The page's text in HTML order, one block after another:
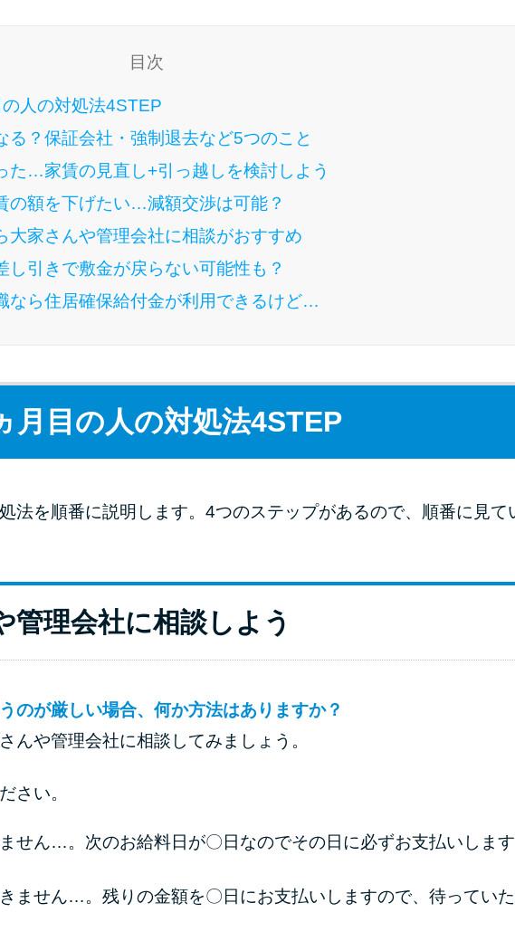
準と工面法
ン別の問い合わせ方
目次
人の対処法4STEP
る？保証会社・強制退去など5つのこと
た…家賃の見直し+引っ越しを検討しよう
の額を下げたい…減額交渉は可能？
大家さんや管理会社に相談がおすすめ
し引きで敷金が戻らない可能性も？
ら住居確保給付金が利用できるけど…
目の人の対処法4STEP
法を順番に説明します。4つのステップがあるので、順番に見て
管理会社に相談しよう
のが厳しい場合、何か方法はありますか？
んや管理会社に相談してみましょう。
さい。
せん…。次のお給料日が〇日なのでその日に必ずお支払いしま
ません…。残りの金額を〇日にお支払いしますので、待ってい